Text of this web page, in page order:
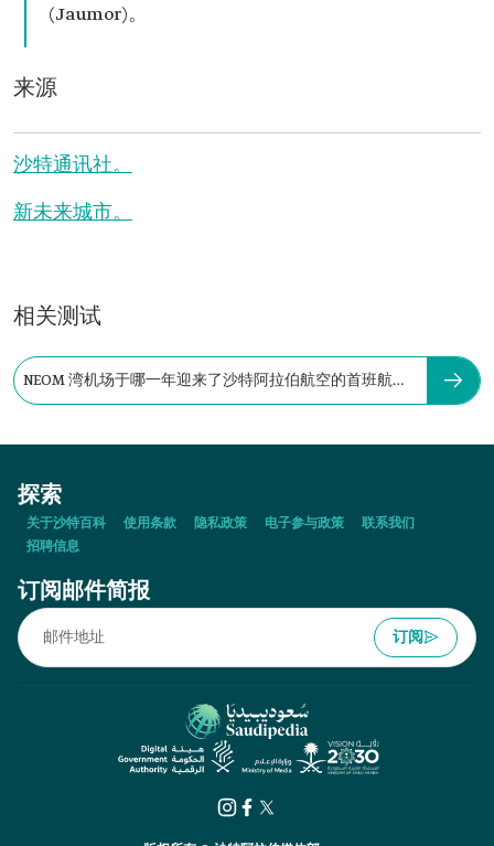
(Jaumor)。
来源
沙特通讯社。
新未来城市。
相关测试
NEOM 湾机场于哪一年迎来了沙特阿拉伯航空的首班航
探索
关于沙特百科 使用条款 隐私政策 电子参与政策
联系我们
招聘信息
订阅邮件简报
订阅